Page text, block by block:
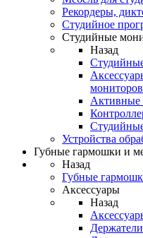
Рекордеры,
Студийное
Студийные
Назад
мониторов
Активные
Устройства
Губные гармошки и
Назад
Губные
Аксессуары
Назад